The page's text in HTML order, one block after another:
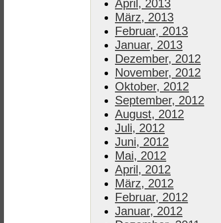
April, 2013
März, 2013
Februar, 2013
Januar, 2013
Dezember, 2012
November, 2012
Oktober, 2012
September, 2012
August, 2012
Juli, 2012
Juni, 2012
Mai, 2012
April, 2012
März, 2012
Februar, 2012
Januar, 2012